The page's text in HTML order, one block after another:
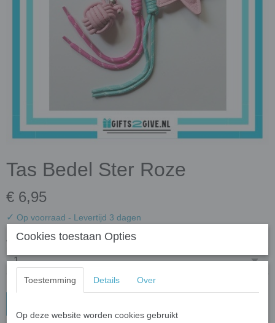
Tas Bedel Ster Roze
€ 6,95
✓ Op voorraad - Levertijd 3 dagen
Aantal
Cookies toestaan Opties
Toestemming Details Over
Op deze website worden cookies gebruikt